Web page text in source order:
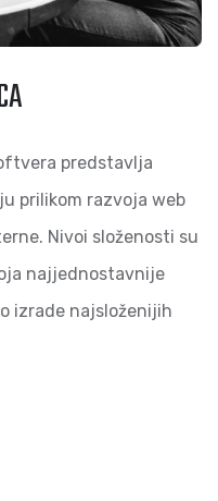
predstavlja
prilikom razvoja web
Nivoi složenosti su
najjednostavnije
izrade najsloženijih